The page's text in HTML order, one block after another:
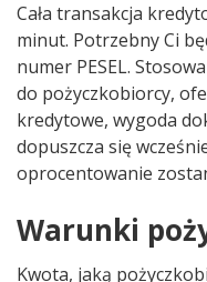
Cała transakcja
minut. Potrzebny Ci
numer PESEL.
do pożyczkobiorcy,
kredytowe, wygoda
dopuszcza się
oprocentowanie
Warunki
Kwota, jaką